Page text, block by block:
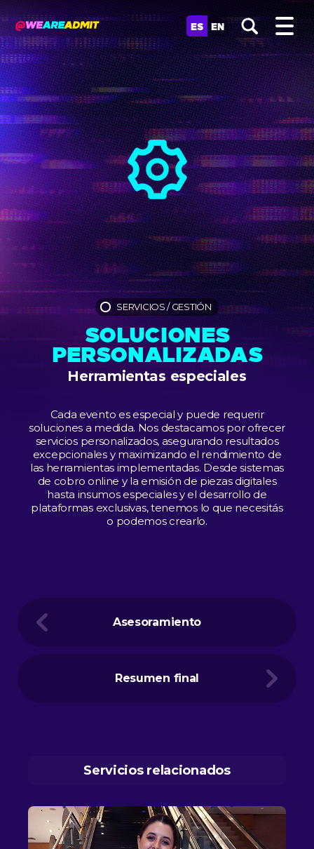
ES EN
SERVICIOS/GESTIÓN
SOLUCIONES
PERSONALIZADAS
Herramientas especiales
Cada evento es especial y puede requerir
soluciones a medida. Nos destacamos por ofrecer
servicios personalizados, asegurando resultados
excepcionales y maximizando el rendimiento de
las herramientas implementadas. Desde sistemas
de cobro online y la emisión de piezas digitales
hasta insumos especiales y el desarrollo de
plataformas exclusivas, tenemos lo que necesitás
o podemos crearlo.
Asesoramiento
Resumen final
Servicios relacionados